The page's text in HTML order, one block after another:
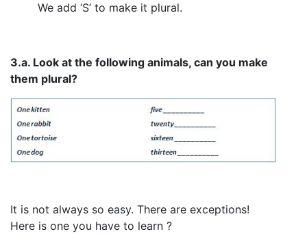
We add ‘S’ to make it plural.
3.a. Look at the following animals, can you make
them plural?
It is not always so easy. There are exceptions!
Here is one you have to learn ?